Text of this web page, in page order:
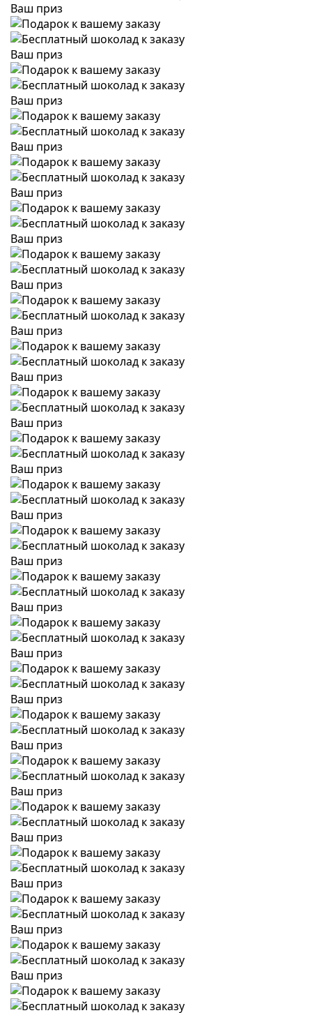
Ваш приз
Ваш приз
Ваш приз
Ваш приз
Ваш приз
Ваш приз
Ваш приз
Ваш приз
Ваш приз
Ваш приз
Ваш приз
Ваш приз
Ваш приз
Ваш приз
Ваш приз
Ваш приз
Ваш приз
Ваш приз
Ваш приз
Ваш приз
Ваш приз
Ваш приз